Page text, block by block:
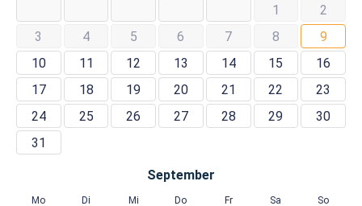
1
2
3
4 5 6 7 8
9
10
11 12 13 14 15
16
17
18 19 20 21 22
23
24
25 26 27 28 29
30
31
September
Mo Di Mi Do Fr Sa So